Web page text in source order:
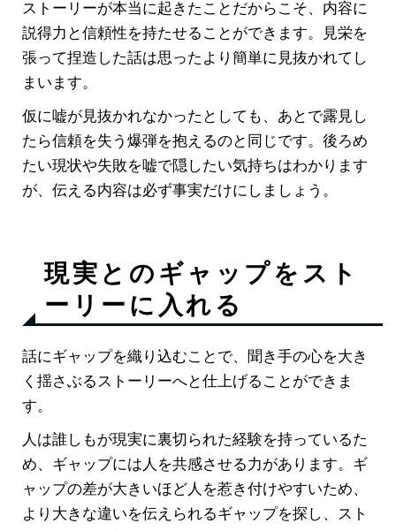
ストーリーが本当に起きたことだからこそ、内容に
説得力と信頼性を持たせることができます。見栄を
張って捏造した話は思ったより簡単に見抜かれてし
まいます。
仮に嘘が見抜かれなかったとしても、あとで露見し
たら信頼を失う爆弾を抱えるのと同じです。後ろめ
たい現状や失敗を嘘で隠したい気持ちはわかります
が、伝える内容は必ず事実だけにしましょう。
現実とのギャップをスト
ーリーに入れる
話にギャップを織り込むことで、聞き手の心を大き
く揺さぶるストーリーへと仕上げることができま
す。
人は誰しもが現実に裏切られた経験を持っているた
め、ギャップには人を共感させる力があります。ギ
ャップの差が大きいほど人を惹き付けやすいため、
より大きな違いを伝えられるギャップを探し、スト